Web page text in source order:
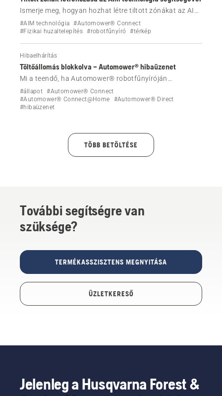
Ismerje meg, hogyan hozhat létre tiltott zónákat az AIM
technológia segítségével az Automower®
robotfűnyíróban fizikai határolóhuzallal rendelkező
#AIM technológia
#Automower® Connect
#Fizikai huzaltelepítés #robotfűnyíró #térkép
Hibaelhárítás
Töltőállomás blokkolva – Automower® hibaüzenet
Mi a teendő, ha Automower® robotfűnyíróján
megjelenik a „Töltőállomás blokkolva” hibaüzenet?
#állapot #Automower® Connect
#Automower® Connect@Home
#Automower® Direct
#hibaüzenet
TÖBB BETÖLTÉSE
További segítségre van
szüksége?
TERMÉKASSZISZTENS MEGNYITÁSA
ÜZLETKERESŐ
Jelenleg a Husqvarna Forest &